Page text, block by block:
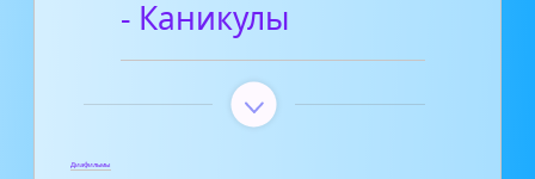
- Каникулы
Диафильмы